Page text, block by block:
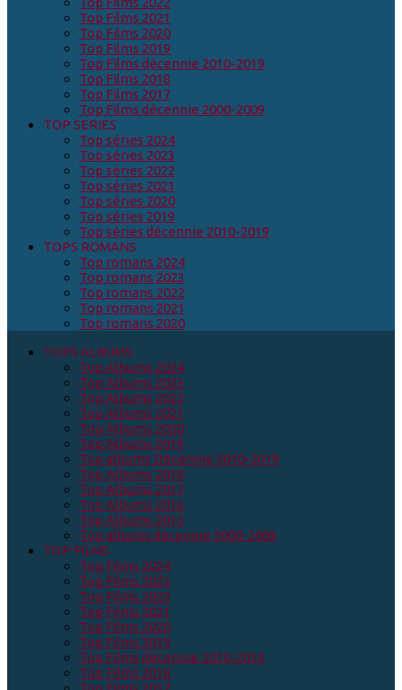
Top Films 2021
Top Films 2020
Top Films 2019
Top Films décennie 2010-2019
Top Films 2018
Top Films 2017
Top Films décennie 2000-2009
TOP SERIES
Top séries 2024
Top séries 2023
Top séries 2022
Top séries 2021
Top séries 2020
Top séries 2019
Top séries décennie 2010-2019
TOPS ROMANS
Top romans 2024
Top romans 2023
Top romans 2022
Top romans 2021
Top romans 2020
TOPS ALBUMS
Top Albums 2024
Top Albums 2023
Top Albums 2022
Top Albums 2021
Top Albums 2020
Top Albums 2019
Top albums Décennie 2010-2019
Top Albums 2018
Top Albums 2017
Top Albums 2016
Top Albums 2015
Top albums décennie 2000-2009
TOP FILMS
Top Films 2024
Top Films 2023
Top Films 2022
Top Films 2021
Top Films 2020
Top Films 2019
Top Films décennie 2010-2019
Top Films 2018